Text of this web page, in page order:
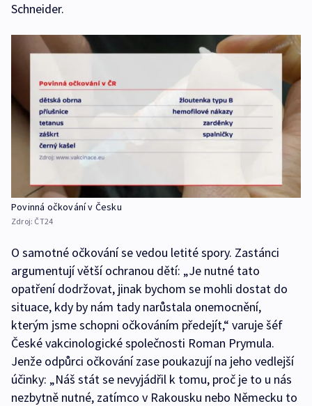
Schneider.
Povinná očkování v Česku
Zdroj: ČT24
O samotné očkování se vedou letité spory. Zastánci
argumentují větší ochranou dětí: „Je nutné tato
opatření dodržovat, jinak bychom se mohli dostat do
situace, kdy by nám tady narůstala onemocnění,
kterým jsme schopni očkováním předejít,“ varuje šéf
České vakcinologické společnosti Roman Prymula.
Jenže odpůrci očkování zase poukazují na jeho vedlejší
účinky: „Náš stát se nevyjádřil k tomu, proč je to u nás
nezbytně nutné, zatímco v Rakousku nebo Německu to